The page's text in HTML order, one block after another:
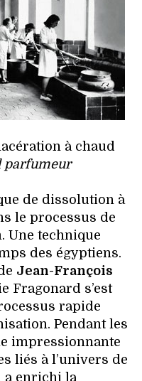
à chaud
parfumeur
de dissolution à
le processus de
Une technique
des égyptiens.
Jean-François
Fragonard s’est
rapide
Pendant les
impressionnante
liés à l’univers de
a enrichi la